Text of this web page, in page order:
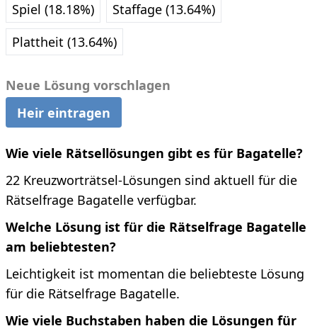
Spiel (18.18%)
Staffage (13.64%)
Plattheit (13.64%)
Neue Lösung vorschlagen
Heir eintragen
Wie viele Rätsellösungen gibt es für Bagatelle?
22 Kreuzworträtsel-Lösungen sind aktuell für die
Rätselfrage Bagatelle verfügbar.
Welche Lösung ist für die Rätselfrage Bagatelle
am beliebtesten?
Leichtigkeit ist momentan die beliebteste Lösung
für die Rätselfrage Bagatelle.
Wie viele Buchstaben haben die Lösungen für